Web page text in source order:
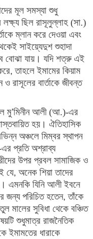
মূল সমস্যা শুধু
লক্ষ্য ছিল রাসূলুল্লাহ (সা.)
ম্লান করে দেওয়া এবং
সাইয়্যেদুশ শুহাদা
বোঝা যায়। যদি শত্রু এই
, তাহলে ইমামের কিয়াম
ও রাসূলের বার্তাকে জীবন্ত
মু’মিনীন আলী (আ.)-এর
হয়। ঐতিহাসিক
অঞ্চলে মিম্বর স্থাপন
প্রতি অশ্রাব্য
উপর প্রবল সামাজিক ও
যে, অনেক শিয়া তাদের
এমনকি যিনি আলী ইবনে
পরিচিত হতেন, তাঁকে
মালের সুবিধা থেকে বঞ্চিত
শুধুমাত্র রাজনৈতিক
ইমামতের ধারাকে